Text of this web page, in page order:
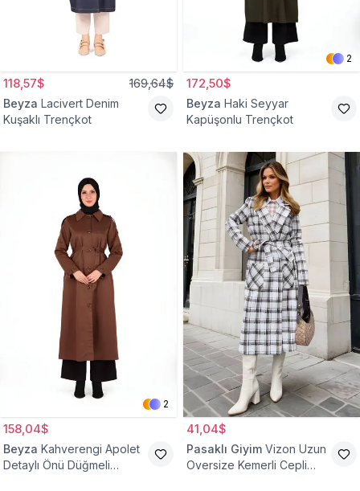
118,57$ 169,64$
Beyza Lacivert Denim
Kuşaklı Trençkot
2
172,50$
Beyza Haki Seyyar
Kapüşonlu Trençkot
2
158,04$
Beyza Kahverengi Apolet
Detaylı Önü Düğmeli
41,04$
Pasaklı Giyim Vizon Uzun
Oversize Kemerli Cepli